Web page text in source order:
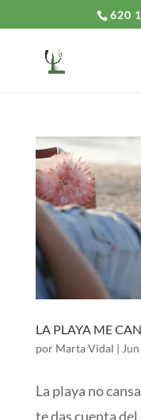
620
LA PLAYA ME
por Marta Vidal |
La playa no
te das cuenta